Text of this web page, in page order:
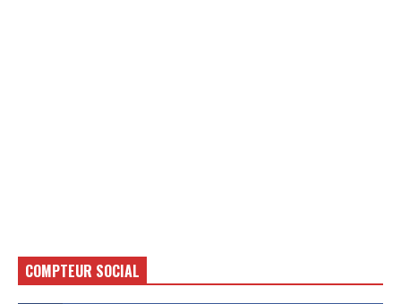
COMPTEUR SOCIAL